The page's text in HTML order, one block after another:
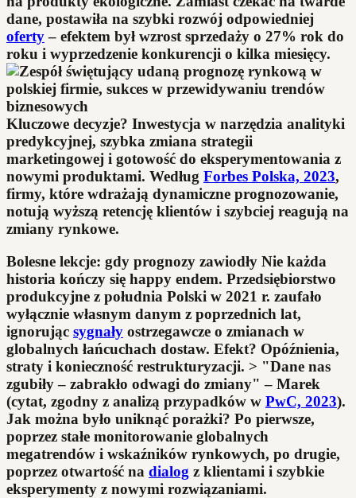
dane, postawiła na szybki rozwój odpowiedniej
oferty– efektem był wzrost sprzedaży o 27% rok do
roku i wyprzedzenie konkurencji o kilka miesięcy.
Kluczowe decyzje? Inwestycja w narzędzia analityki
predykcyjnej, szybka zmiana strategii
marketingowej i gotowość do eksperymentowania z
nowymi produktami. Według Forbes Polska, 2023,
firmy, które wdrażają dynamiczne prognozowanie,
notują wyższą retencję klientów i szybciej reagują na
zmiany rynkowe.
Bolesne lekcje: gdy prognozy zawiodły Nie każda
historia kończy się happy endem. Przedsiębiorstwo
produkcyjne z południa Polski w 2021 r. zaufało
wyłącznie własnym danym z poprzednich lat,
ignorując sygnały ostrzegawcze o zmianach w
globalnych łańcuchach dostaw. Efekt? Opóźnienia,
straty i konieczność restrukturyzacji. > "Dane nas
zgubiły – zabrakło odwagi do zmiany" – Marek
(cytat, zgodny z analizą przypadków w PwC, 2023).
Jak można było uniknąć porażki? Po pierwsze,
poprzez stałe monitorowanie globalnych
megatrendów i wskaźników rynkowych, po drugie,
poprzez otwartość na dialog z klientami i szybkie
eksperymenty z nowymi rozwiązaniami.